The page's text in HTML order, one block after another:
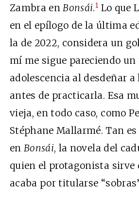
Zambra enBonsái.1 Lo que
en el epílogo de la última
la de 2022, considera un
mí me sigue pareciendo
adolescencia al desdeñar
antes de practicarla. Esa
vieja, en todo caso, como
Stéphane Mallarmé. Tan es
enBonsái, la novela del
quien el protagonista sirve
acaba por titularse